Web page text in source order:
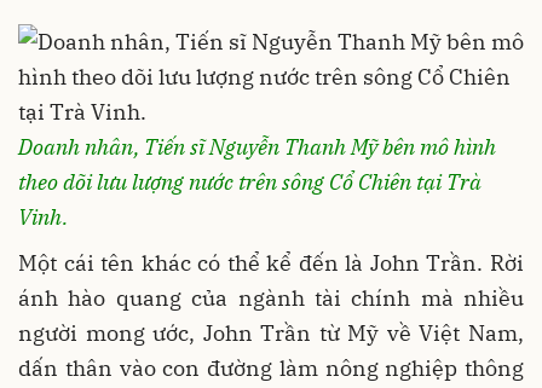
Doanh nhân, Tiến sĩ Nguyễn Thanh Mỹ bên mô hình
theo dõi lưu lượng nước trên sông Cổ Chiên tại Trà
Vinh.
Một cái tên khác có thể kể đến là John Trần. Rời
ánh hào quang của ngành tài chính mà nhiều
người mong ước, John Trần từ Mỹ về Việt Nam,
dấn thân vào con đường làm nông nghiệp thông